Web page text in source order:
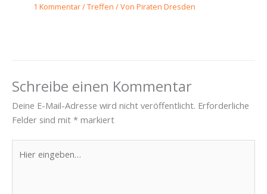
1 Kommentar/Treffen / VonPiraten Dresden
Schreibe einen Kommentar
Deine E-Mail-Adresse wird nicht veröffentlicht. Erforderliche
Felder sind mit * markiert
eingeben…